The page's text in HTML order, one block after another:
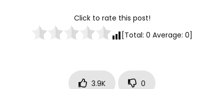
Click to rate this post!
[Total: 0 Average: 0]
3.9K 0